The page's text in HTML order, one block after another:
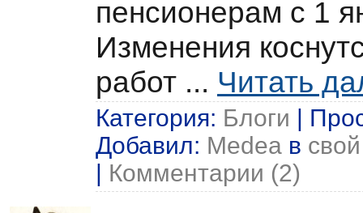
пенсионерам с 1
Изменения
работ ... Читать
Категория: Блоги |
Добавил: Medea в
| Комментарии (2)